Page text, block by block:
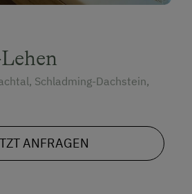
Schladming-Dachstein,
ANFRAGEN